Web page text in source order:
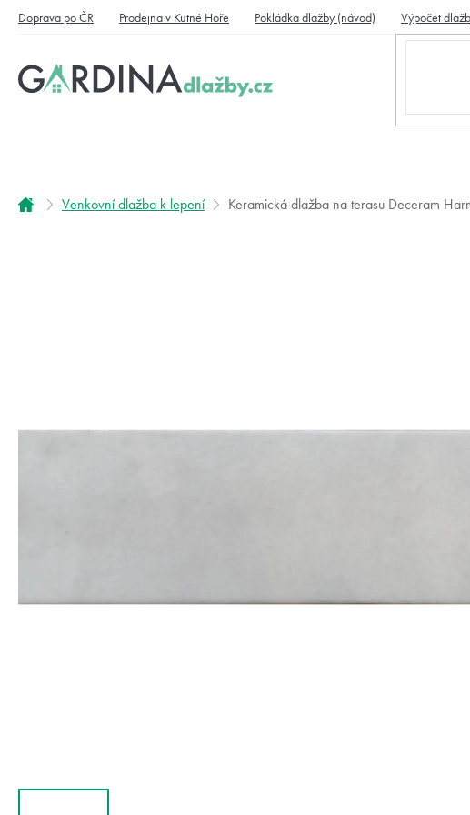
Doprava po ČR Prodejna v Kutné Hoře Pokládka dlažby (návod) Výpočet
DomůVenkovní dlažba k lepení Keramická dlažba na terasu Deceram